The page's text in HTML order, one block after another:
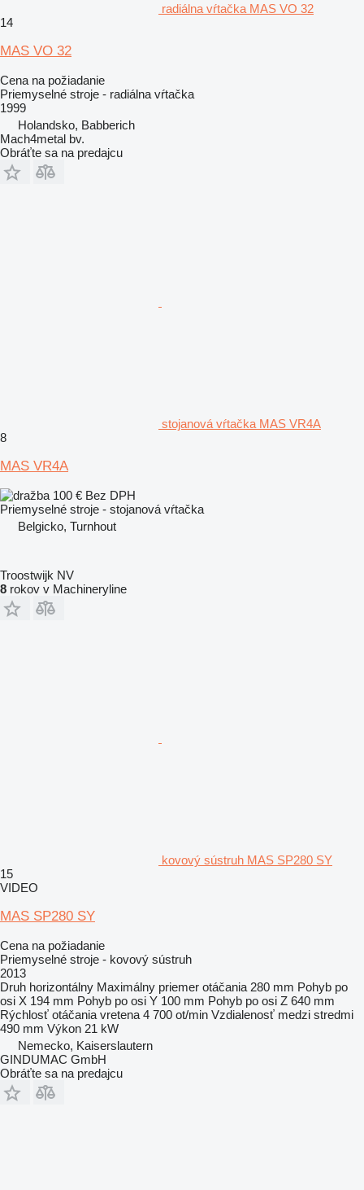
radiálna vŕtačka MAS VO 32
14
MAS VO 32
Cena na požiadanie
Priemyselné stroje - radiálna vŕtačka
1999
Holandsko, Babberich
Mach4metal bv.
Obráťte sa na predajcu
stojanová vŕtačka MAS VR4A
8
MAS VR4A
100 € Bez DPH
Priemyselné stroje - stojanová vŕtačka
Belgicko, Turnhout
Troostwijk NV
8 rokov v Machineryline
kovový sústruh MAS SP280 SY
15
VIDEO
MAS SP280 SY
Cena na požiadanie
Priemyselné stroje - kovový sústruh
2013
Druh horizontálny Maximálny priemer otáčania 280 mm Pohyb po
osi X 194 mm Pohyb po osi Y 100 mm Pohyb po osi Z 640 mm
Rýchlosť otáčania vretena 4 700 ot/min Vzdialenosť medzi stredmi
490 mm Výkon 21 kW
Nemecko, Kaiserslautern
GINDUMAC GmbH
Obráťte sa na predajcu